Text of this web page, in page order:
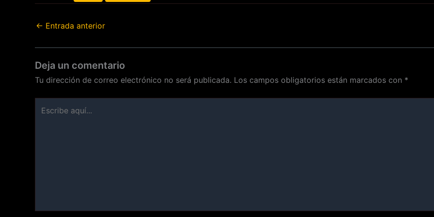
← Entrada anterior
Deja un comentario
Tu dirección de correo electrónico no será publicada. Los campos obligatorios están marcados con *
aquí...